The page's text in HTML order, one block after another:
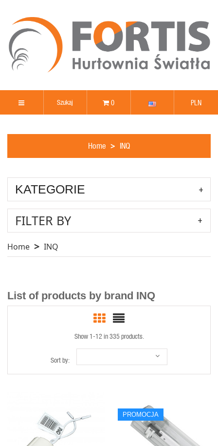
0 PLN
Home INQ
KATEGORIE
FILTER BY
Home INQ
List of products by brand INQ
Show 1-12 in 335 products.
Sort by:
QUICK VIEW
PROMOCJA
QUICK VIEW